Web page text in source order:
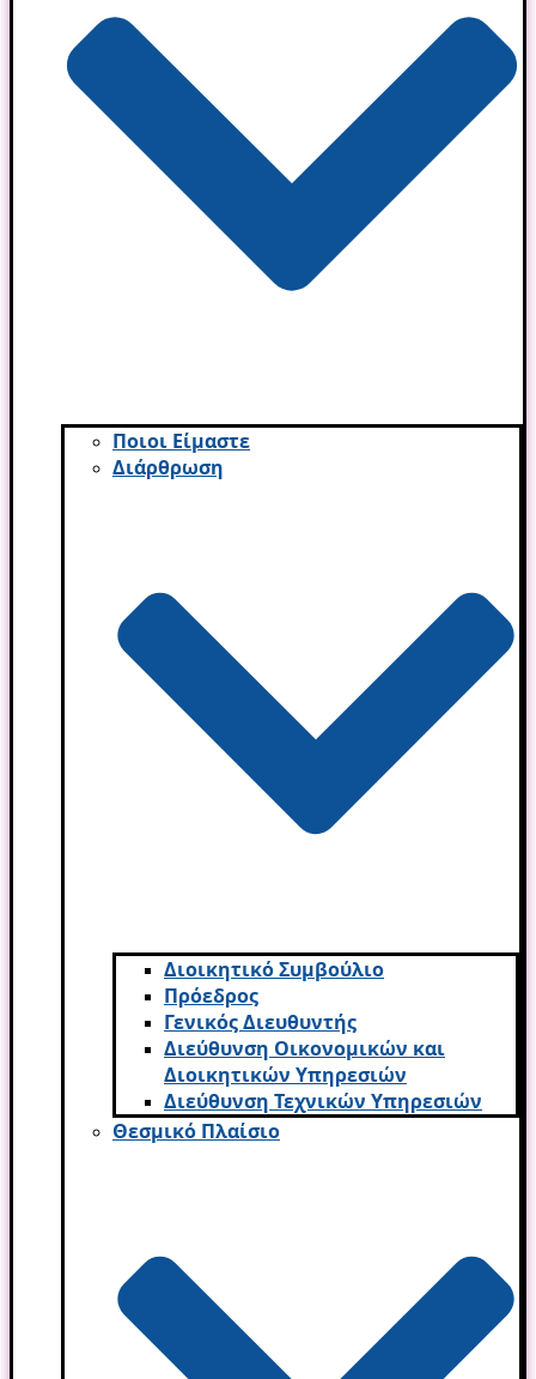
Ποιοι Είμαστε
Διάρθρωση
Διοικητικό Συμβούλιο
Πρόεδρος
Γενικός Διευθυντής
Διεύθυνση Οικονομικών και
Διοικητικών Υπηρεσι­ών
Διεύθυνση Τεχνικών Υπηρεσιών
Θεσμικό Πλαίσιο